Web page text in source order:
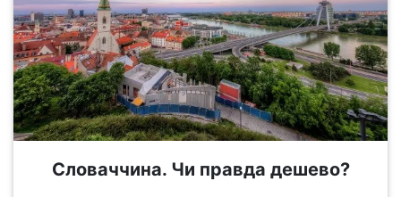
Словаччина. Чи правда дешево?